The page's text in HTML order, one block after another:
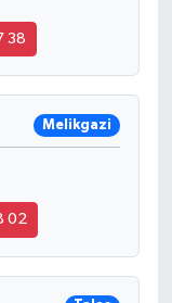
38
Melikgazi
02